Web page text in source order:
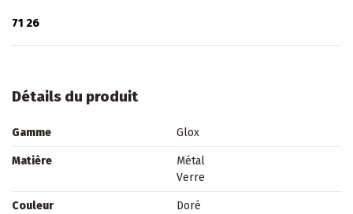
71 26
Détails du produit
Gamme Glox
Matière
Métal
Verre
Couleur
Doré